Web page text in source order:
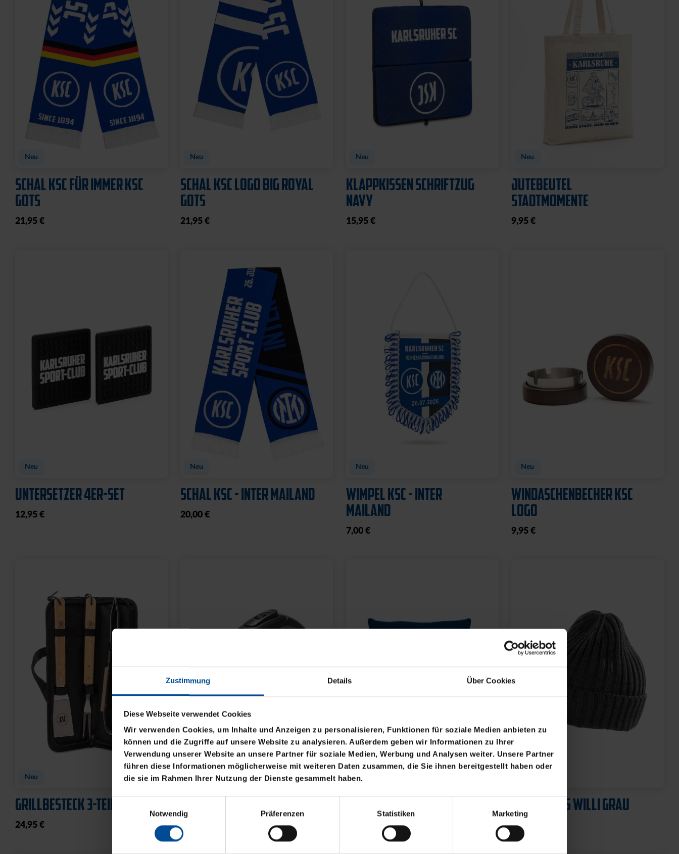
Zustimmung Details Über Cookies
Diese Webseite verwendet Cookies
Wir verwenden Cookies, um Inhalte und Anzeigen zu personalisieren, Funktionen für soziale Medien anbieten zu
können und die Zugriffe auf unsere Website zu analysieren. Außerdem geben wir Informationen zu Ihrer
Verwendung unserer Website an unsere Partner für soziale Medien, Werbung und Analysen weiter. Unsere Partner
führen diese Informationen möglicherweise mit weiteren Daten zusammen, die Sie ihnen bereitgestellt haben oder
die sie im Rahmen Ihrer Nutzung der Dienste gesammelt haben.
Notwendig
Präferenzen Statistiken Marketing
Neu
SCHAL KSC FÜR IMMER KSC
GOTS
21,95 €
Neu
SCHAL KSC LOGO BIG ROYAL
GOTS
21,95 €
Neu
KLAPPKISSEN SCHRIFTZUG
NAVY
15,95 €
Neu
JUTEBEUTEL
STADTMOMENTE
9,95 €
Neu
UNTERSETZER 4ER-SET
12,95 €
Neu
SCHAL KSC - INTER MAILAND
20,00 €
Neu
WIMPEL KSC - INTER
MAILAND
7,00 €
Neu
WINDASCHENBECHER KSC
LOGO
9,95 €
Neu
GRILLBESTECK 3-TEILIG
24,95 €
Neu
19,95 €
BEANIE KIDS WILLI GRAU
19,95 €